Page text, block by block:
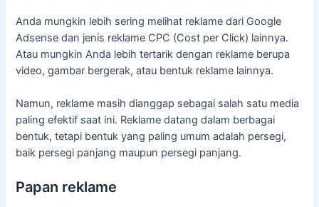
Anda mungkin lebih sering melihat reklame dari Google
Adsense dan jenis reklame CPC (Cost per Click) lainnya.
Atau mungkin Anda lebih tertarik dengan reklame berupa
video, gambar bergerak, atau bentuk reklame lainnya.
Namun, reklame masih dianggap sebagai salah satu media
paling efektif saat ini. Reklame datang dalam berbagai
bentuk, tetapi bentuk yang paling umum adalah persegi,
baik persegi panjang maupun persegi panjang.
Papan reklame